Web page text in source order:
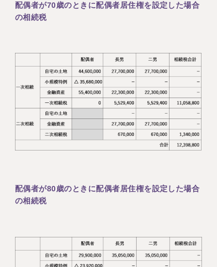
配偶者が70歳のときに配偶者居住権を設定した場合
の相続税
配偶者が80歳のときに配偶者居住権を設定した場合
の相続税